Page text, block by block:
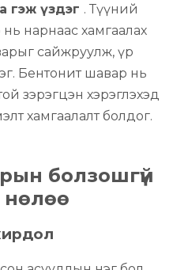
гэж үздэг . Түүний
нарнаас хамгаалах
сайжруулж, үр
Бентонит шавар нь
зэрэгцэн хэрэглэхэд
хамгаалалт болдог.
болзошгүй
нөлөө